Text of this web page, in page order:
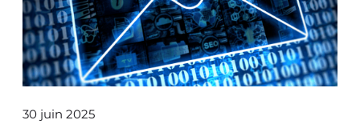
30 juin 2025